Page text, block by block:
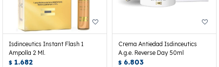
Isdinceutics Instant Flash 1
Ampolla 2 Ml.
$ 1.682
Crema Antiedad Isdinceutics
A.g.e. Reverse Day 50ml
$ 6.803